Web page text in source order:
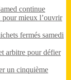
continue
mieux l’ouvrir
fermés samedi
arbitre pour défier
un cinquième